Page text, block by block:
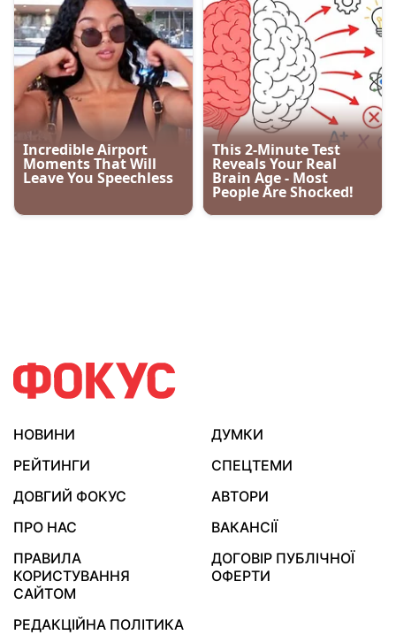
НОВИНИ
ДУМКИ
РЕЙТИНГИ
СПЕЦТЕМИ
ДОВГИЙ ФОКУС
АВТОРИ
ПРО НАС
ВАКАНСІЇ
ПРАВИЛА
КОРИСТУВАННЯ
САЙТОМ
ДОГОВІР ПУБЛІЧНОЇ
ОФЕРТИ
РЕДАКЦІЙНА ПОЛІТИКА